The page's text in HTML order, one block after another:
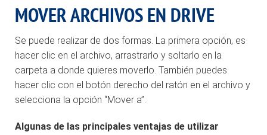
MOVER ARCHIVOS EN DRIVE
Se puede realizar de dos formas. La primera opción, es
hacer clic en el archivo, arrastrarlo y soltarlo en la
carpeta a donde quieres moverlo. También puedes
hacer clic con el botón derecho del ratón en el archivo y
selecciona la opción “Mover a”.
Algunas de las principales ventajas de utilizar